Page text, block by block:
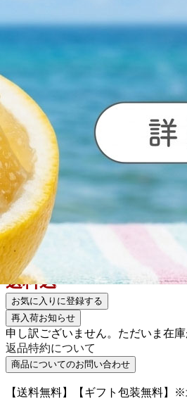
母の日ギフト
（感謝セット）
【包装付き】
【送料込】
商品番号
KANSHA
送料込
販売価格 ¥ 6,800
税
[ 68 ポイント進呈 ]
送料込
お気に入りに登録する
再入荷お知らせ
申し訳ございません。ただいま在庫
返品特約について
商品についてのお問い合わせ
【送料無料】【ギフト包装無料】